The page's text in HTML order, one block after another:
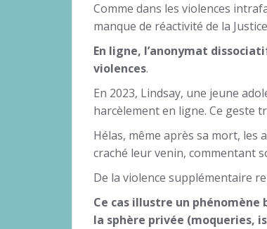
Comme dans les violences
manque de réactivité de la
En ligne, l’anonymat
violences.
En 2023, Lindsay, une jeune
harcèlement en ligne. Ce geste
Hélas, même après sa mort,
craché leur venin, commentant
De la violence supplémentaire
Ce cas illustre un phénomène
la sphère privée (moqueries,